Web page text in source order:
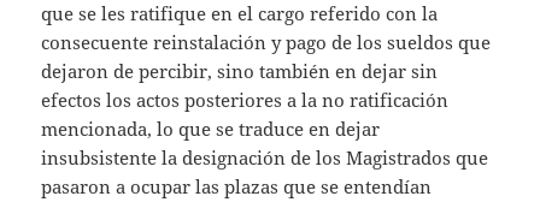
que se les ratifique en el cargo referido con la
consecuente reinstalación y pago de los sueldos que
dejaron de percibir, sino también en dejar sin
efectos los actos posteriores a la no ratificación
mencionada, lo que se traduce en dejar
insubsistente la designación de los Magistrados que
pasaron a ocupar las plazas que se entendían